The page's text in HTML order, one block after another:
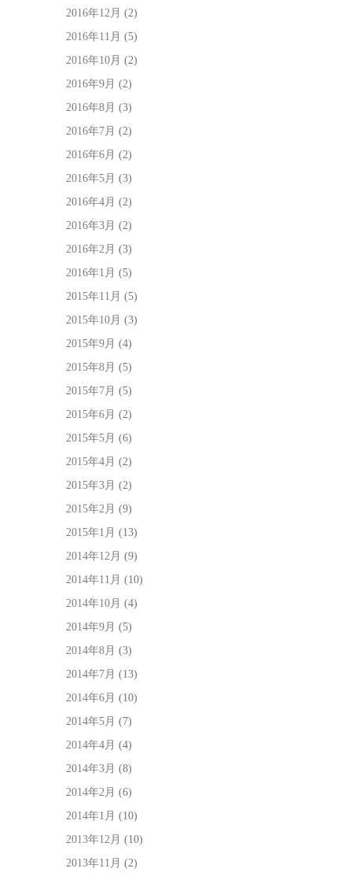
2016年12月 (2)
2016年11月 (5)
2016年10月 (2)
2016年9月 (2)
2016年8月 (3)
2016年7月 (2)
2016年6月 (2)
2016年5月 (3)
2016年4月 (2)
2016年3月 (2)
2016年2月 (3)
2016年1月 (5)
2015年11月 (5)
2015年10月 (3)
2015年9月 (4)
2015年8月 (5)
2015年7月 (5)
2015年6月 (2)
2015年5月 (6)
2015年4月 (2)
2015年3月 (2)
2015年2月 (9)
2015年1月 (13)
2014年12月 (9)
2014年11月 (10)
2014年10月 (4)
2014年9月 (5)
2014年8月 (3)
2014年7月 (13)
2014年6月 (10)
2014年5月 (7)
2014年4月 (4)
2014年3月 (8)
2014年2月 (6)
2014年1月 (10)
2013年12月 (10)
2013年11月 (2)